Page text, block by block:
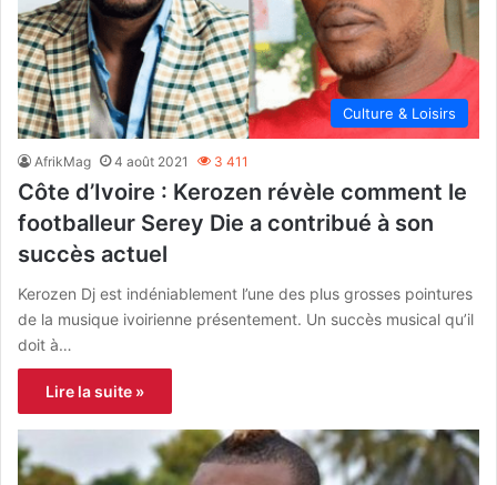
Culture & Loisirs
AfrikMag 4 août 2021 3 411
Côte d’Ivoire : Kerozen révèle comment le
footballeur Serey Die a contribué à son
succès actuel
Kerozen Dj est indéniablement l’une des plus grosses pointures
de la musique ivoirienne présentement. Un succès musical qu’il
doit à…
Lire la suite »